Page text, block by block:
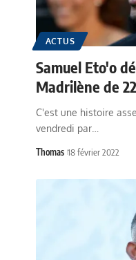
ACTUS
Samuel Eto'o
Madrilène de
C'est une histoire
vendredi par…
Thomas 18 février 2022